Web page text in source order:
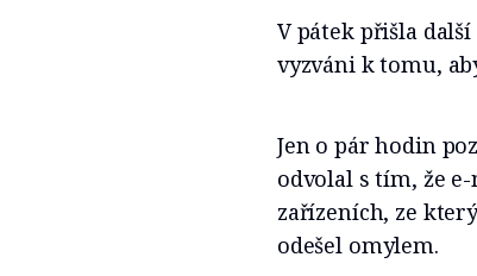
V pátek přišla další
vyzváni k tomu,
Jen o pár hodin
odvolal s tím, že
zařízeních, ze
odešel omylem.